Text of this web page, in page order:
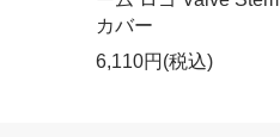
カバー
6,110円(税込)